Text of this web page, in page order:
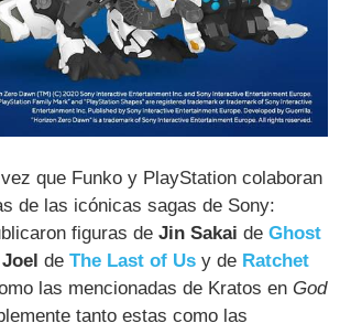
que Funko y PlayStation colaboran
de las icónicas sagas de Sony:
figuras deJin Sakai deGhost
Joel deThe Last of Us y de Ratchet
las mencionadas de Kratos enGod
tanto estas como las